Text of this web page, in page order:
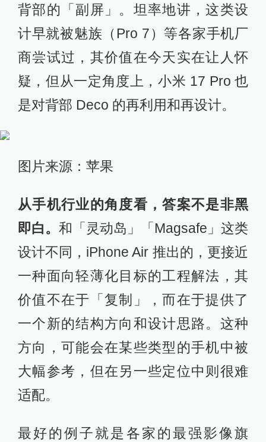
背部的「副屏」。坦率地讲，这类设
计早就被魅族（Pro 7）等各家手机厂
商尝试过，其价值在今天实在让人怀
疑，但从一定角度上，小米 17 Pro 也
是对背部 Deco 的再利用和再设计。
图片来源：苹果
从手机行业的角度看，答案不是非黑
即白。 和「灵动岛」「Magsafe」这类
设计不同，iPhone Air 推出的，更接近
一种面向轻薄化目标的工程解法，其
价值不在于「复制」，而在于提供了
一个新的结构方向和设计思路。这种
方向，可能会在某些类型的手机中被
大幅参考，但在另一些定位中则很难
适配。
最好的例子就是各家的最强影像旗